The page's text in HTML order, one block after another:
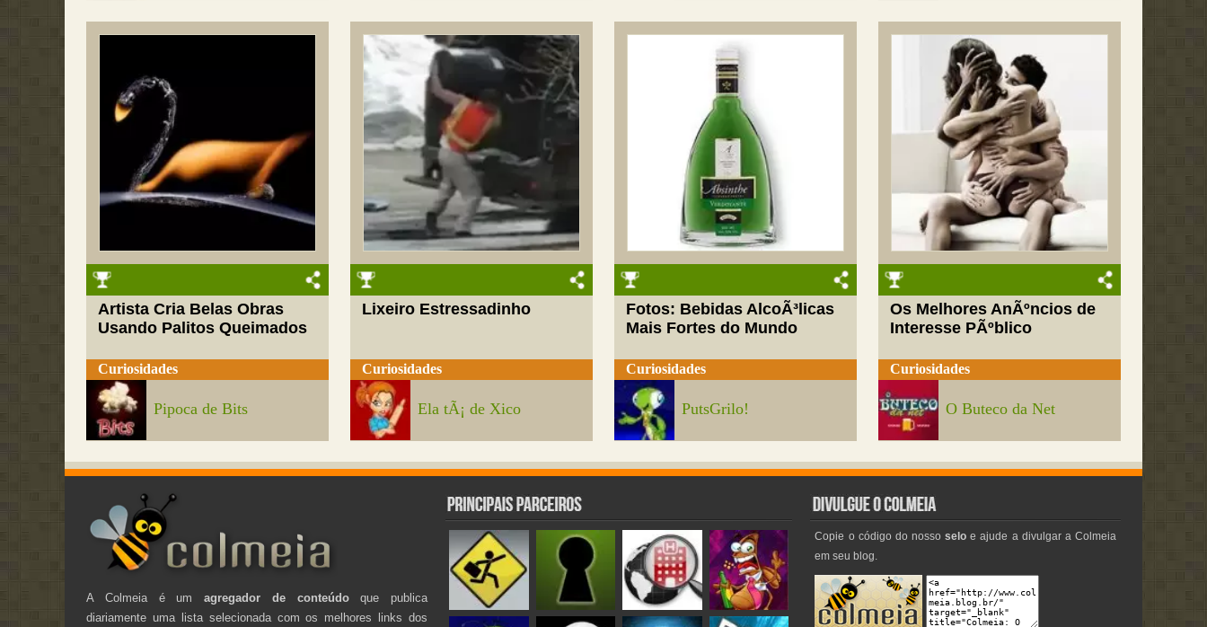
Artista Cria Belas Obras
Usando Palitos Queimados
Curiosidades
Pipoca de Bits
Lixeiro Estressadinho
Curiosidades
Ela tÃ¡ de Xico
Fotos: Bebidas AlcoÃ³licas
Mais Fortes do Mundo
Curiosidades
PutsGrilo!
Os Melhores AnÃºncios de
Interesse PÃºblico
Curiosidades
O Buteco da Net
A Colmeia é umagregador de conteúdoque publica
diariamente uma lista selecionada com os melhores links dos
Copie o código do nossoselo e ajude a divulgar a Colmeia
em seu blog.